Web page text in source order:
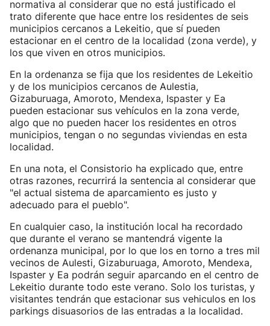
normativa al considerar que no está justificado el
trato diferente que hace entre los residentes de seis
municipios cercanos a Lekeitio, que sí pueden
estacionar en el centro de la localidad (zona verde), y
los que viven en otros municipios.
En la ordenanza se fija que los residentes de Lekeitio
y de los municipios cercanos de Aulestia,
Gizaburuaga, Amoroto, Mendexa, Ispaster y Ea
pueden estacionar sus vehículos en la zona verde,
algo que no pueden hacer los residentes en otros
municipios, tengan o no segundas viviendas en esta
localidad.
En una nota, el Consistorio ha explicado que, entre
otras razones, recurrirá la sentencia al considerar que
"el actual sistema de aparcamiento es justo y
adecuado para el pueblo".
En cualquier caso, la institución local ha recordado
que durante el verano se mantendrá vigente la
ordenanza municipal, por lo que los en torno a tres mil
vecinos de Aulesti, Gizaburuaga, Amoroto, Mendexa,
Ispaster y Ea podrán seguir aparcando en el centro de
Lekeitio durante todo este verano. Solo los turistas, y
visitantes tendrán que estacionar sus vehiculos en los
parkings disuasorios de las entradas a la localidad.